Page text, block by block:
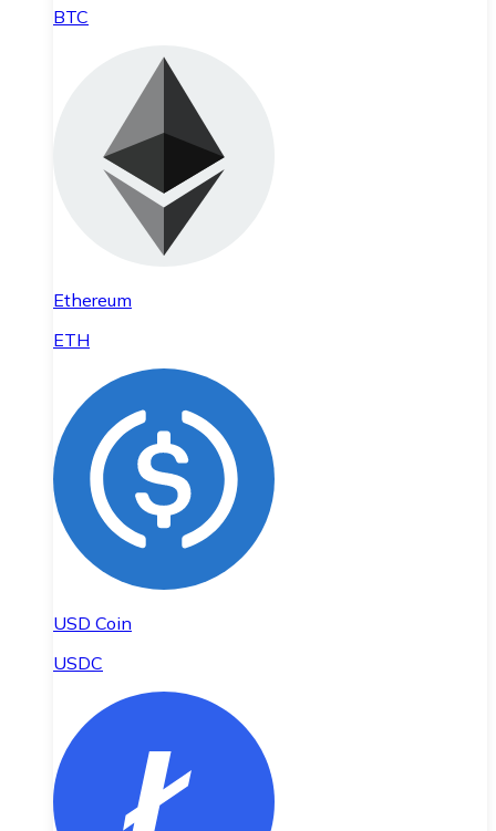
BTC
Ethereum
ETH
USD Coin
USDC